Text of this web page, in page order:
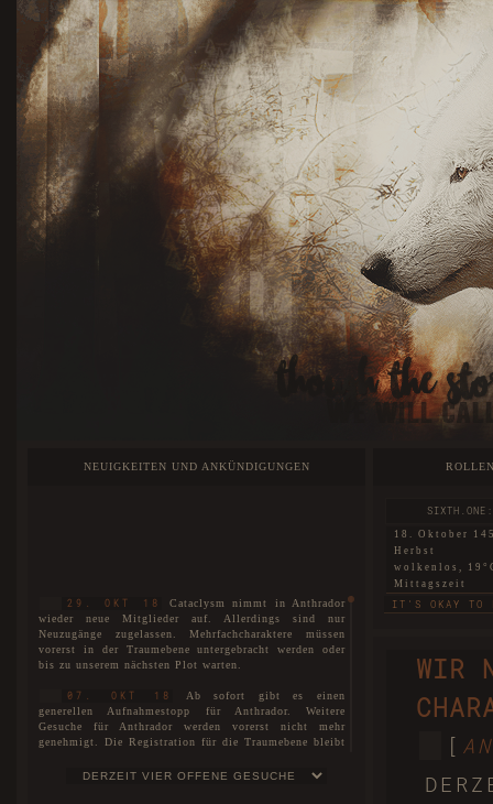
NEUIGKEITEN UND ANKÜNDIGUNGEN
29. OKT 18
Cataclysm nimmt in Anthrador
wieder neue Mitglieder auf. Allerdings sind nur
Neuzugänge zugelassen. Mehrfachcharaktere müssen
vorerst in der Traumebene untergebracht werden oder
bis zu unserem nächsten Plot warten.
07. OKT 18
Ab sofort gibt es einen
generellen Aufnahmestopp für Anthrador. Weitere
Gesuche für Anthrador werden vorerst nicht mehr
genehmigt. Die Registration für die Traumebene bleibt
sich auf unsererWARTELISTEeintragen lassen.
18. Oktober
Herbst
wolkenlos,
Mittagszeit
IT'S OKAY TO
18. Oktober
nebelig, 6°C
THIS LAND
WIR
[